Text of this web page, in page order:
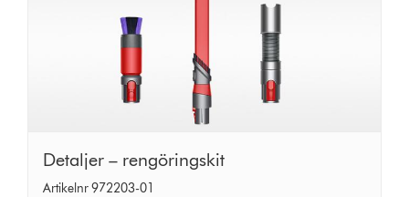
Detaljer
–
Detaljer – rengöringskit
Artikelnr 972203-01